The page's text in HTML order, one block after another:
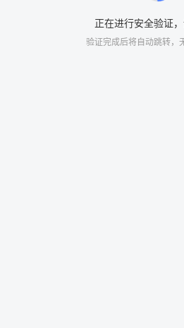
正在进行安全验证
验证完成后将自动跳转，